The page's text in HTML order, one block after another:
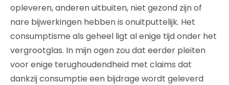
opleveren, anderen uitbuiten, niet gezond zijn of
nare bijwerkingen hebben is onuitputtelijk. Het
consumptisme als geheel ligt al enige tijd onder het
vergrootglas. In mijn ogen zou dat eerder pleiten
voor enige terughoudendheid met claims dat
dankzij consumptie een bijdrage wordt geleverd